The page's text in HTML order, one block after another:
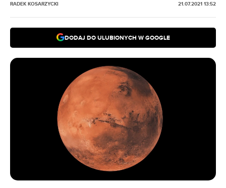
RADEK KOSARZYCKI 21.07.2021 13:52
DODAJ DO ULUBIONYCH W GOOGLE